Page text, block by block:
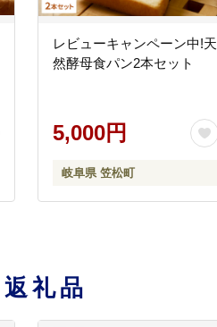
レビューキャンペーン中!天
然酵母食パン2本セット
5,000円
岐阜県 笠松町
礼品